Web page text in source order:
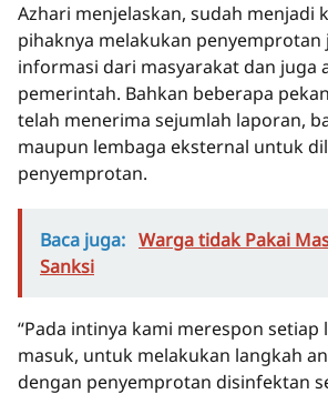
Azhari menjelaskan, sudah menjadi
pihaknya melakukan penyemprotan
informasi dari masyarakat dan juga
pemerintah. Bahkan beberapa
telah menerima sejumlah laporan,
maupun lembaga eksternal untuk
penyemprotan.
Baca juga: Warga tidak Pakai
Sanksi
“Pada intinya kami merespon setiap
masuk, untuk melakukan langkah
dengan penyemprotan disinfektan